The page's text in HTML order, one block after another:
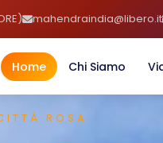
mahendraindia@libero.it
Home Chi Siamo
ROSA